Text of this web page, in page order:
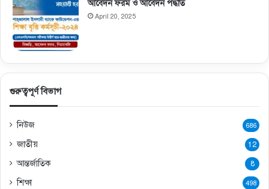
আবেদন ফরম ও আবেদন পদ্ধতি
April 20, 2025
গুরুত্বপূর্ণ বিভাগ
নিউজ 686
জাতীয় 12
আন্তর্জাতিক 8
শিক্ষা 498